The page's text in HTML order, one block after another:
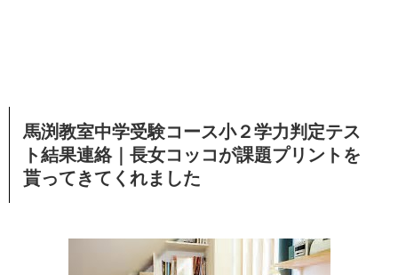
馬渕教室中学受験コース小２学力判定テス
ト結果連絡｜長女コッコが課題プリントを
貰ってきてくれました